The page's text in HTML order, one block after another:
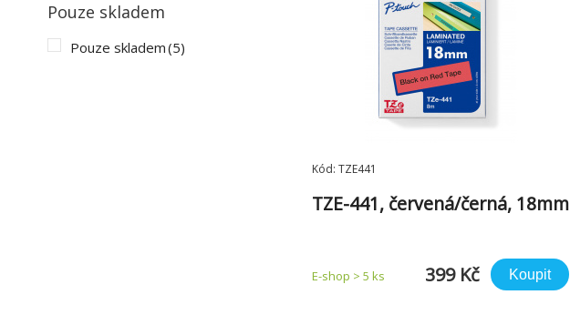
Pouze skladem
Pouze skladem(5)
Kód: TZE441
TZE-441, červená/černá, 18mm
E-shop > 5 ks 399 Kč Koupit